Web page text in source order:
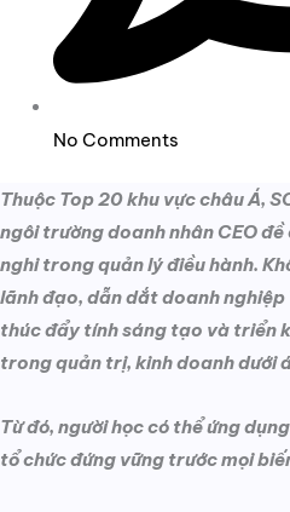
No Comments
Thuộc Top 20 khu vực châu Á,
ngôi trường doanh nhân CEO
nghi trong quản lý điều hành.
lãnh đạo, dẫn dắt doanh
thúc đẩy tính sáng tạo và triển
trong quản trị, kinh doanh dưới
Từ đó, người học có thể ứng
tổ chức đứng vững trước mọi